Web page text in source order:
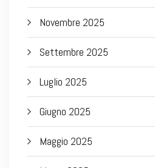
Novembre 2025
Settembre 2025
Luglio 2025
Giugno 2025
Maggio 2025